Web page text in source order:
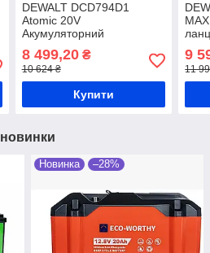
DEWALT DCD794D1
Atomic 20V
Акумуляторний
шуруповерт комплект
8 499,20₴
10 624 ₴
Купити
9
11
новинки
Новинка –28%